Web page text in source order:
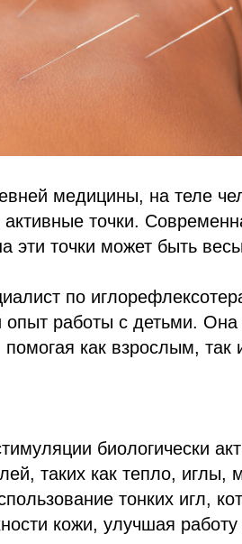
медицины, на теле
активные точки.
эти точки может быть
по
работы с детьми. Она
как взрослым, так
биологически
таких как тепло, иглы,
тонких игл,
кожи, улучшая работу